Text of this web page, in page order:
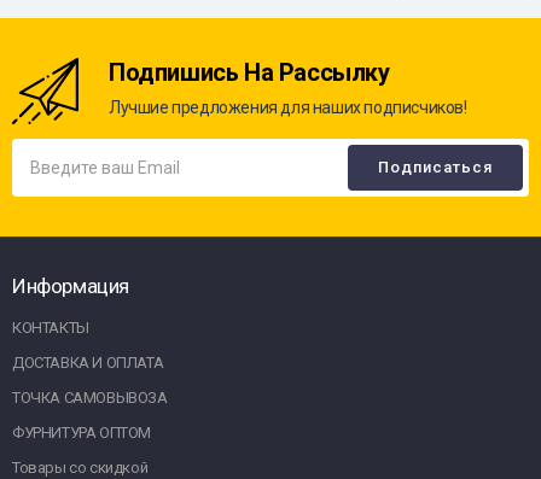
Подпишись На Рассылку
Лучшие предложения для наших подписчиков!
Информация
КОНТАКТЫ
ДОСТАВКА И ОПЛАТА
ТОЧКА САМОВЫВОЗА
ФУРНИТУРА ОПТОМ
Товары со скидкой